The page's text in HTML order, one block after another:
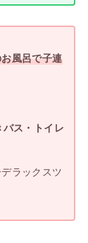
風呂で子連
ス・トイレ
ラックスツ